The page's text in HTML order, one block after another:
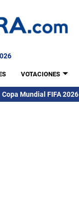
VOTACIONES
Copa Mundial FIFA 2026